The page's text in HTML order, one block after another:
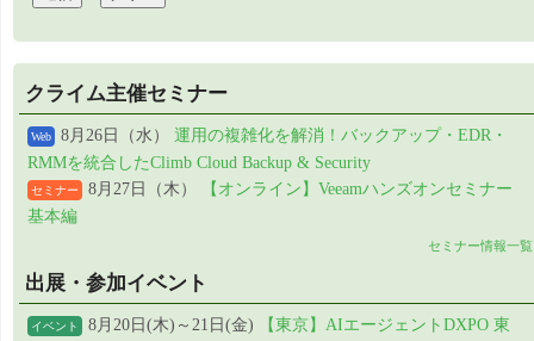
クライム主催セミナー
Web 8月26日（水） 運用の複雑化を解消！バックアップ・EDR・
RMMを統合したClimb Cloud Backup & Security
セミナー 8月27日（木）
【オンライン】Veeamハンズオンセミナー
基本編
セミナー情報一覧
出展・参加イベント
イベント 8月20日(木)～21日(金)
【東京】AIエージェントDXPO 東